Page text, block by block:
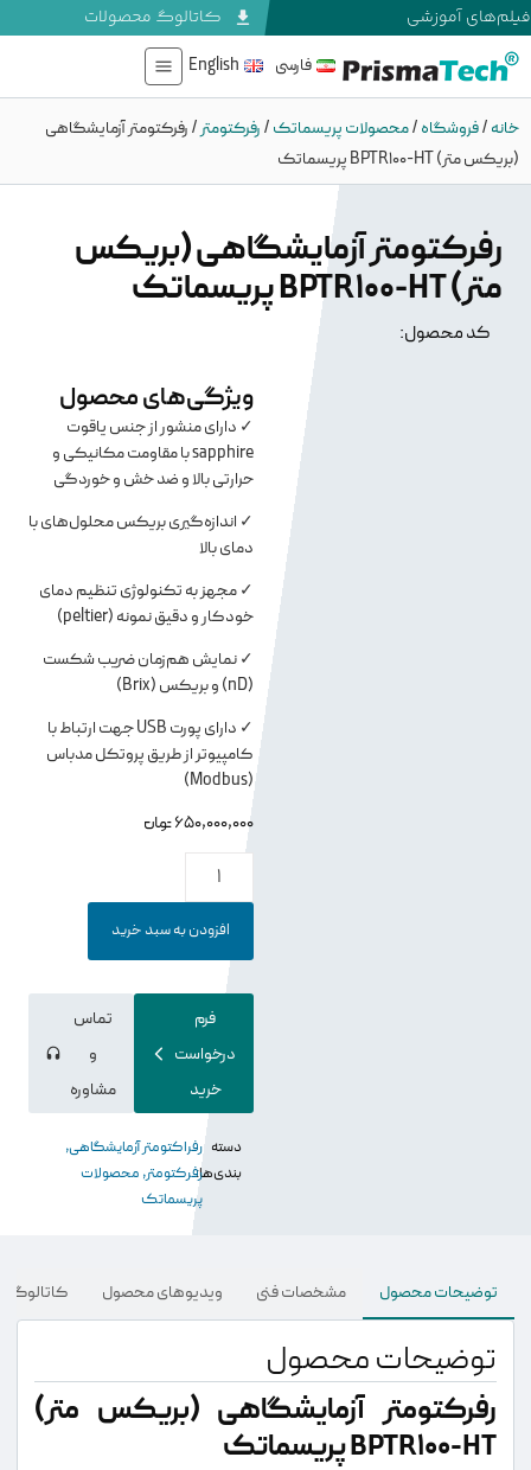
فیلم‌های آموزشی
کاتالوگ محصولات
فارسی
English
خانه/فروشگاه/محصولات پریسماتک/رفرکتومتر/رفرکتومتر آزمایشگاهی
(بریکس متر) BPTR100-HT پریسماتک
رفرکتومتر آزمایشگاهی (بریکس
متر) BPTR100-HT پریسماتک
کد محصول:
ویژگی‌های محصول
✓ دارای منشور از جنس یاقوت
sapphire با مقاومت مکانیکی و
حرارتی بالا و ضد خش و خوردگی
✓ اندازه‌گیری بریکس محلول‌های با
دمای بالا
✓ مجهز به تکنولوژی تنظیم دمای
خودکار و دقیق نمونه (peltier)
✓ نمایش هم‌زمان ضریب شکست
(nD) و بریکس (Brix)
✓ دارای پورت USB جهت ارتباط با
کامپیوتر از طریق پروتکل مدباس
(Modbus)
650,000,000تومان
افزودن به سبد خرید
فرم
درخواست
خرید
تماس
و
مشاوره
دسته
بندی‌ها:
رفراکتومتر آزمایشگاهی,
رفرکتومتر, محصولات
پریسماتک
توضیحات محصول مشخصات فنی ویدیو‌های محصول کاتالوگ
توضیحات محصول
رفرکتومتر آزمایشگاهی (بریکس متر)
BPTR100-HT پریسماتک